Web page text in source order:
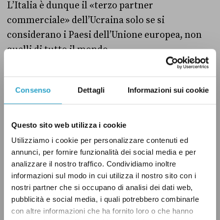
Consenso Dettagli Informazioni sui cookie
Questo sito web utilizza i cookie
Utilizziamo i cookie per personalizzare contenuti ed
annunci, per fornire funzionalità dei social media e per
analizzare il nostro traffico. Condividiamo inoltre
informazioni sul modo in cui utilizza il nostro sito con i
nostri partner che si occupano di analisi dei dati web,
pubblicità e social media, i quali potrebbero combinarle
con altre informazioni che ha fornito loro o che hanno
L’Italia è dunque il «terzo partner
commerciale» dell’Ucraina solo se si
considerano i Paesi dell’Unione europea, non
quelli di tutto il mondo.
Secondo Giorgia Meloni «l’Italia è il terzo
verificato e la presidente del Consiglio è
imprecisa.
I dati più aggiornati per un confronto
internazionale fanno riferimento al 2021. In
quell’anno l’interscambio commerciale tra